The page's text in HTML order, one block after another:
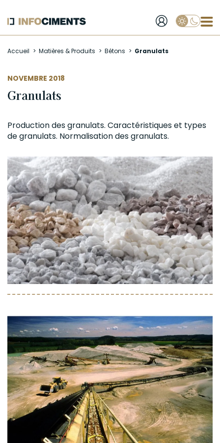
au
principal
Accueil Matières & Produits Bétons Granulats
NOVEMBRE 2018
Granulats
Production desgranulats. Caractéristiques et types
de granulats. Normalisation des granulats.